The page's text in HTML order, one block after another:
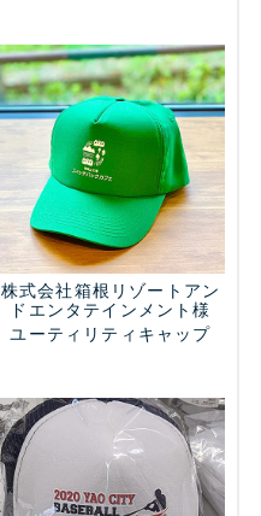
株式会社箱根リゾートアン
ドエンタテインメント様
ユーティリティキャップ